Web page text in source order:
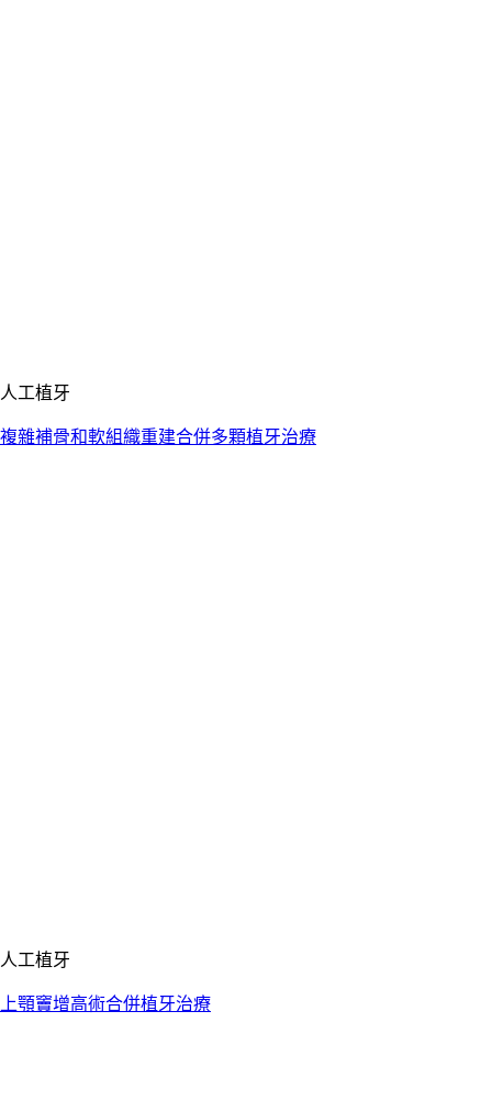
人工植牙
複雜補骨和軟組織重建合併多顆植牙治療
人工植牙
上顎竇增高術合併植牙治療